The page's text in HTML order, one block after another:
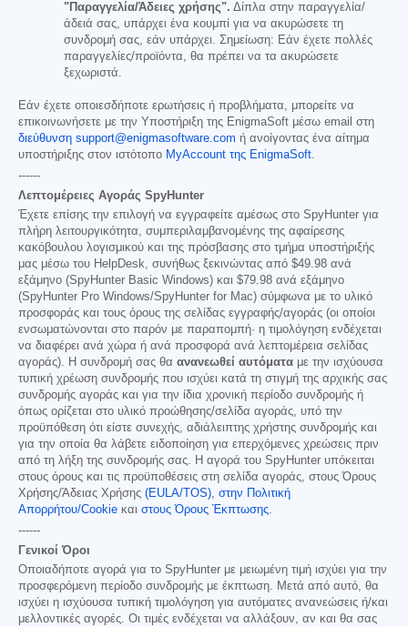
"Παραγγελία/Άδειες χρήσης". Δίπλα στην παραγγελία/
άδειά σας, υπάρχει ένα κουμπί για να ακυρώσετε τη
συνδρομή σας, εάν υπάρχει. Σημείωση: Εάν έχετε πολλές
παραγγελίες/προϊόντα, θα πρέπει να τα ακυρώσετε
ξεχωριστά.
Εάν έχετε οποιεσδήποτε ερωτήσεις ή προβλήματα, μπορείτε να
επικοινωνήσετε με την Υποστήριξη της EnigmaSoft μέσω email στη
διεύθυνση support@enigmasoftware.com ή ανοίγοντας ένα αίτημα
υποστήριξης στον ιστότοπο MyAccount της EnigmaSoft.
------
Λεπτομέρειες Αγοράς SpyHunter
Έχετε επίσης την επιλογή να εγγραφείτε αμέσως στο SpyHunter για
πλήρη λειτουργικότητα, συμπεριλαμβανομένης της αφαίρεσης
κακόβουλου λογισμικού και της πρόσβασης στο τμήμα υποστήριξής
μας μέσω του HelpDesk, συνήθως ξεκινώντας από $49.98 ανά
εξάμηνο (SpyHunter Basic Windows) και $79.98 ανά εξάμηνο
(SpyHunter Pro Windows/SpyHunter for Mac) σύμφωνα με το υλικό
προσφοράς και τους όρους της σελίδας εγγραφής/αγοράς (οι οποίοι
ενσωματώνονται στο παρόν με παραπομπή· η τιμολόγηση ενδέχεται
να διαφέρει ανά χώρα ή ανά προσφορά ανά λεπτομέρεια σελίδας
αγοράς). Η συνδρομή σας θα ανανεωθεί αυτόματα με την ισχύουσα
τυπική χρέωση συνδρομής που ισχύει κατά τη στιγμή της αρχικής σας
συνδρομής αγοράς και για την ίδια χρονική περίοδο συνδρομής ή
όπως ορίζεται στο υλικό προώθησης/σελίδα αγοράς, υπό την
προϋπόθεση ότι είστε συνεχής, αδιάλειπτης χρήστης συνδρομής και
για την οποία θα λάβετε ειδοποίηση για επερχόμενες χρεώσεις πριν
από τη λήξη της συνδρομής σας. Η αγορά του SpyHunter υπόκειται
στους όρους και τις προϋποθέσεις στη σελίδα αγοράς, στους Όρους
Χρήσης/Άδειας Χρήσης (EULA/TOS), στην Πολιτική
Απορρήτου/Cookie και στους Όρους Έκπτωσης.
------
Γενικοί Όροι
Οποιαδήποτε αγορά για το SpyHunter με μειωμένη τιμή ισχύει για την
προσφερόμενη περίοδο συνδρομής με έκπτωση. Μετά από αυτό, θα
ισχύει η ισχύουσα τυπική τιμολόγηση για αυτόματες ανανεώσεις ή/και
μελλοντικές αγορές. Οι τιμές ενδέχεται να αλλάξουν, αν και θα σας